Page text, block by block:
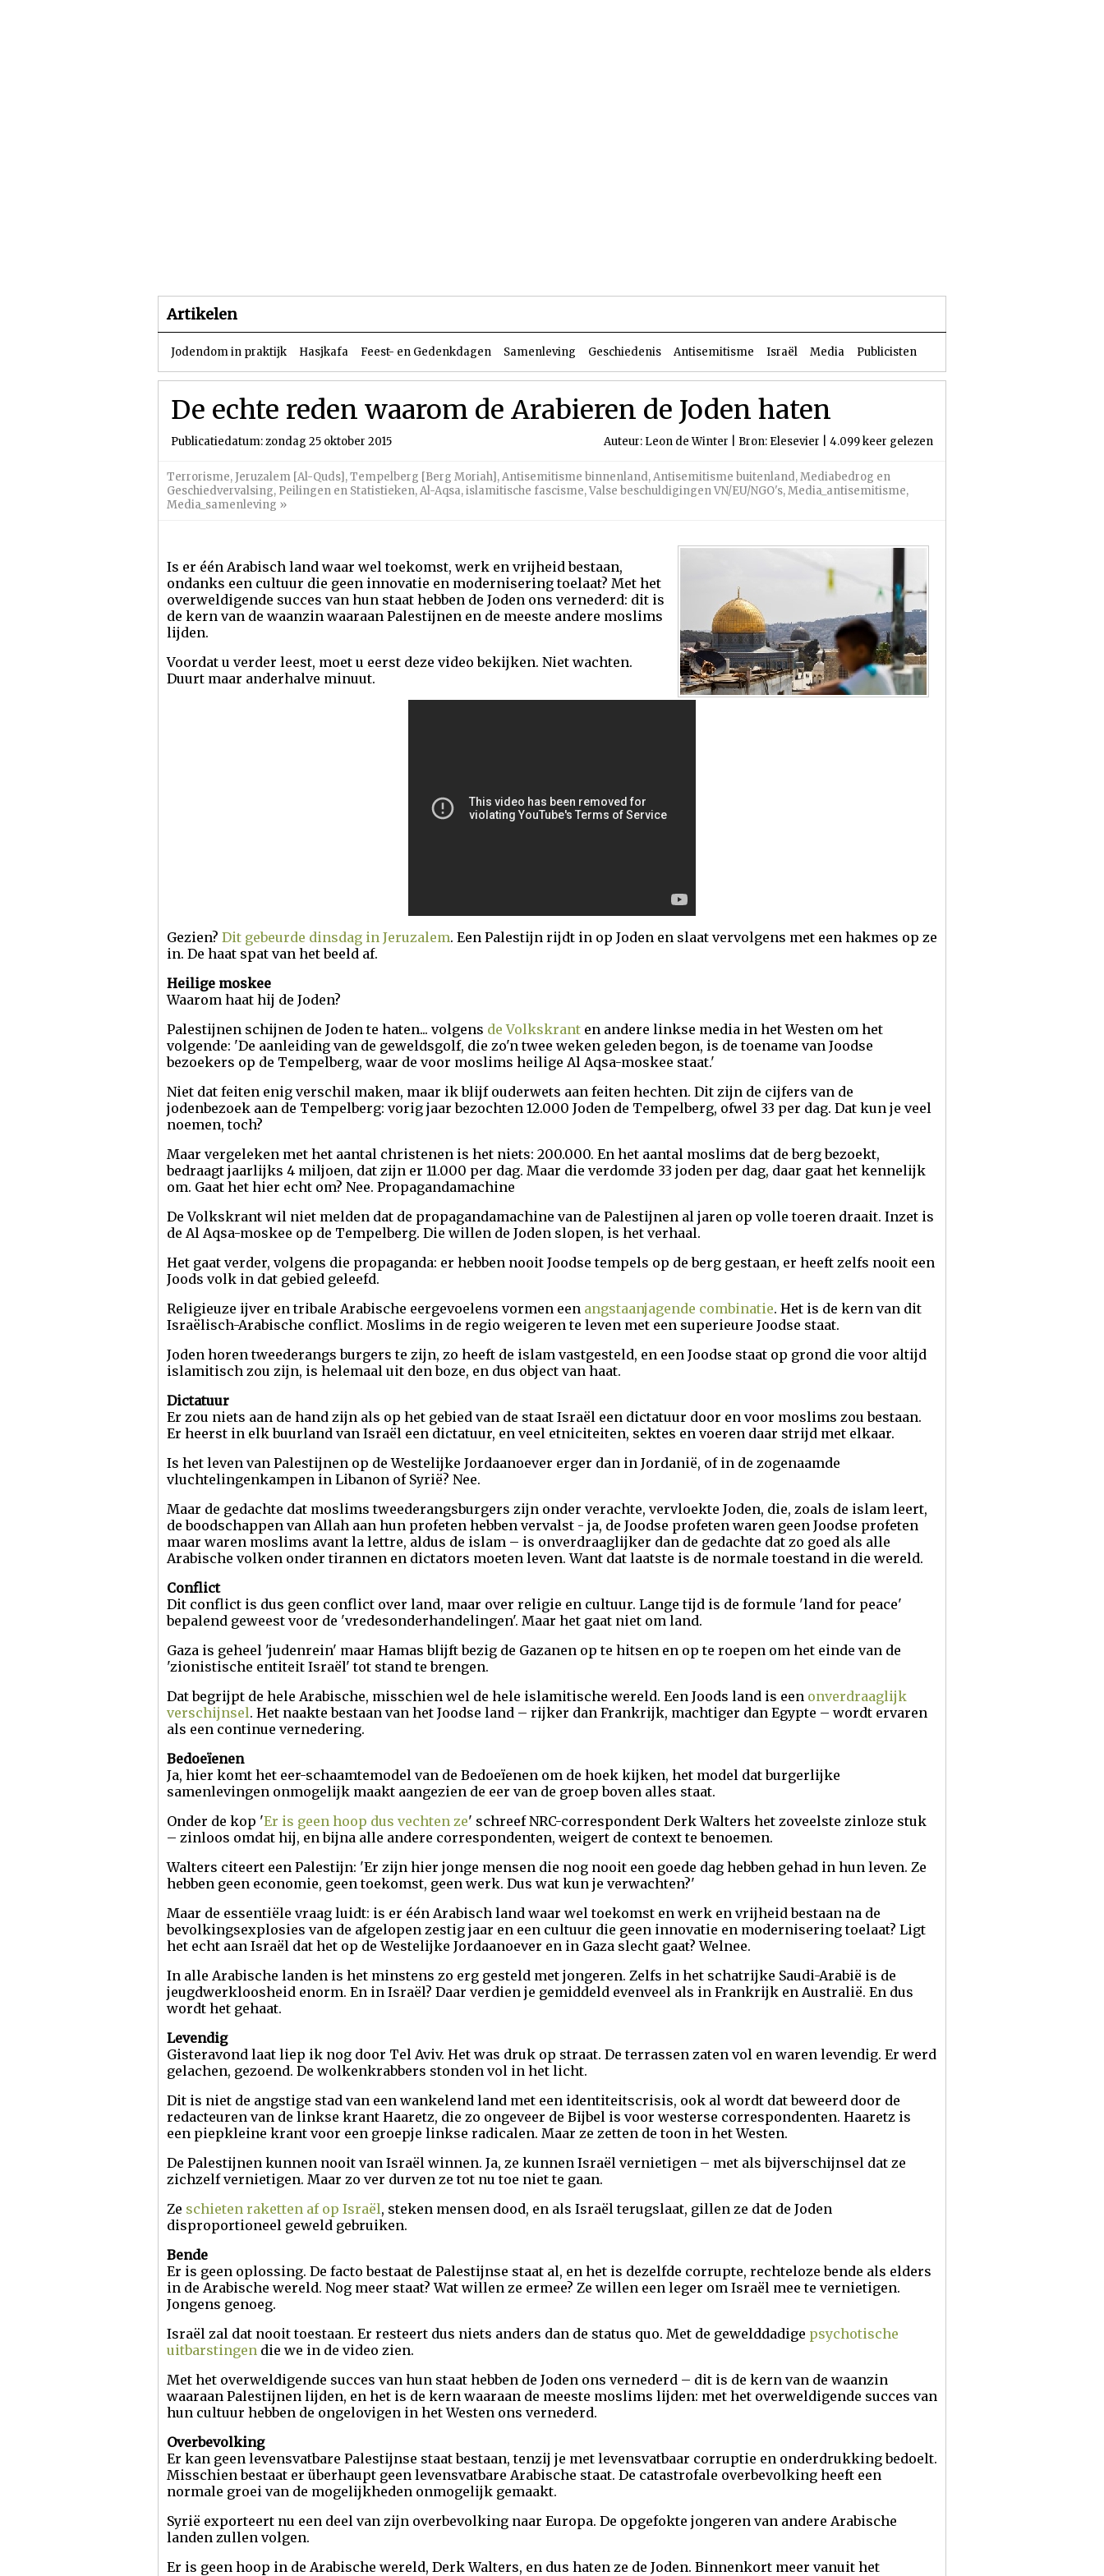
Artikelen
Jodendom in praktijk Hasjkafa Feest- en Gedenkdagen Samenleving Geschiedenis Antisemitisme Israël Media Publicisten
De echte reden waarom de Arabieren de Joden haten
Publicatiedatum: zondag 25 oktober 2015 Auteur: Leon de Winter | Bron: Elesevier | 4.099 keer gelezen
Terrorisme, Jeruzalem [Al-Quds],Tempelberg [Berg Moriah],Antisemitisme binnenland,Antisemitisme buitenland,Mediabedrog en
Geschiedvervalsing, Peilingen en Statistieken,Al-Aqsa,islamitische fascisme,Valse beschuldigingen VN/EU/NGO's,Media_antisemitisme,
Media_samenleving »
Is er één Arabisch land waar wel toekomst, werk en vrijheid bestaan,
ondanks een cultuur die geen innovatie en modernisering toelaat? Met het
overweldigende succes van hun staat hebben de Joden ons vernederd: dit is
de kern van de waanzin waaraan Palestijnen en de meeste andere moslims
lijden.
Voordat u verder leest, moet u eerst deze video bekijken. Niet wachten.
Duurt maar anderhalve minuut.
Gezien? Dit gebeurde dinsdag in Jeruzalem. Een Palestijn rijdt in op Joden en slaat vervolgens met een hakmes op ze
in. De haat spat van het beeld af.
Heilige moskee
Waarom haat hij de Joden?
Palestijnen schijnen de Joden te haten... volgens de Volkskrant en andere linkse media in het Westen om het
volgende: 'De aanleiding van de geweldsgolf, die zo'n twee weken geleden begon, is de toename van Joodse
bezoekers op de Tempelberg, waar de voor moslims heilige Al Aqsa-moskee staat.'
Niet dat feiten enig verschil maken, maar ik blijf ouderwets aan feiten hechten. Dit zijn de cijfers van de
jodenbezoek aan de Tempelberg: vorig jaar bezochten 12.000 Joden de Tempelberg, ofwel 33 per dag. Dat kun je veel
noemen, toch?
Maar vergeleken met het aantal christenen is het niets: 200.000. En het aantal moslims dat de berg bezoekt,
bedraagt jaarlijks 4 miljoen, dat zijn er 11.000 per dag. Maar die verdomde 33 joden per dag, daar gaat het kennelijk
om. Gaat het hier echt om? Nee. Propagandamachine
De Volkskrant wil niet melden dat de propagandamachine van de Palestijnen al jaren op volle toeren draait. Inzet is
de Al Aqsa-moskee op de Tempelberg. Die willen de Joden slopen, is het verhaal.
Het gaat verder, volgens die propaganda: er hebben nooit Joodse tempels op de berg gestaan, er heeft zelfs nooit een
Joods volk in dat gebied geleefd.
Religieuze ijver en tribale Arabische eergevoelens vormen een angstaanjagende combinatie. Het is de kern van dit
Israëlisch-Arabische conflict. Moslims in de regio weigeren te leven met een superieure Joodse staat.
Joden horen tweederangs burgers te zijn, zo heeft de islam vastgesteld, en een Joodse staat op grond die voor altijd
islamitisch zou zijn, is helemaal uit den boze, en dus object van haat.
Dictatuur
Er zou niets aan de hand zijn als op het gebied van de staat Israël een dictatuur door en voor moslims zou bestaan.
Er heerst in elk buurland van Israël een dictatuur, en veel etniciteiten, sektes en voeren daar strijd met elkaar.
Is het leven van Palestijnen op de Westelijke Jordaanoever erger dan in Jordanië, of in de zogenaamde
vluchtelingenkampen in Libanon of Syrië? Nee.
Maar de gedachte dat moslims tweederangsburgers zijn onder verachte, vervloekte Joden, die, zoals de islam leert,
de boodschappen van Allah aan hun profeten hebben vervalst - ja, de Joodse profeten waren geen Joodse profeten
maar waren moslims avant la lettre, aldus de islam – is onverdraaglijker dan de gedachte dat zo goed als alle
Arabische volken onder tirannen en dictators moeten leven. Want dat laatste is de normale toestand in die wereld.
Conflict
Dit conflict is dus geen conflict over land, maar over religie en cultuur. Lange tijd is de formule 'land for peace'
bepalend geweest voor de 'vredesonderhandelingen'. Maar het gaat niet om land.
Gaza is geheel 'judenrein' maar Hamas blijft bezig de Gazanen op te hitsen en op te roepen om het einde van de
'zionistische entiteit Israël' tot stand te brengen.
Dat begrijpt de hele Arabische, misschien wel de hele islamitische wereld. Een Joods land is een onverdraaglijk
verschijnsel. Het naakte bestaan van het Joodse land – rijker dan Frankrijk, machtiger dan Egypte – wordt ervaren
als een continue vernedering.
Bedoeïenen
Ja, hier komt het eer-schaamtemodel van de Bedoeïenen om de hoek kijken, het model dat burgerlijke
samenlevingen onmogelijk maakt aangezien de eer van de groep boven alles staat.
Onder de kop 'Er is geen hoop dus vechten ze' schreef NRC-correspondent Derk Walters het zoveelste zinloze stuk
– zinloos omdat hij, en bijna alle andere correspondenten, weigert de context te benoemen.
Walters citeert een Palestijn: 'Er zijn hier jonge mensen die nog nooit een goede dag hebben gehad in hun leven. Ze
hebben geen economie, geen toekomst, geen werk. Dus wat kun je verwachten?'
Maar de essentiële vraag luidt: is er één Arabisch land waar wel toekomst en werk en vrijheid bestaan na de
bevolkingsexplosies van de afgelopen zestig jaar en een cultuur die geen innovatie en modernisering toelaat? Ligt
het echt aan Israël dat het op de Westelijke Jordaanoever en in Gaza slecht gaat? Welnee.
In alle Arabische landen is het minstens zo erg gesteld met jongeren. Zelfs in het schatrijke Saudi-Arabië is de
jeugdwerkloosheid enorm. En in Israël? Daar verdien je gemiddeld evenveel als in Frankrijk en Australië. En dus
wordt het gehaat.
Levendig
Gisteravond laat liep ik nog door Tel Aviv. Het was druk op straat. De terrassen zaten vol en waren levendig. Er werd
gelachen, gezoend. De wolkenkrabbers stonden vol in het licht.
Dit is niet de angstige stad van een wankelend land met een identiteitscrisis, ook al wordt dat beweerd door de
redacteuren van de linkse krant Haaretz, die zo ongeveer de Bijbel is voor westerse correspondenten. Haaretz is
een piepkleine krant voor een groepje linkse radicalen. Maar ze zetten de toon in het Westen.
De Palestijnen kunnen nooit van Israël winnen. Ja, ze kunnen Israël vernietigen – met als bijverschijnsel dat ze
zichzelf vernietigen. Maar zo ver durven ze tot nu toe niet te gaan.
Ze schieten raketten af op Israël, steken mensen dood, en als Israël terugslaat, gillen ze dat de Joden
disproportioneel geweld gebruiken.
Bende
Er is geen oplossing. De facto bestaat de Palestijnse staat al, en het is dezelfde corrupte, rechteloze bende als elders
in de Arabische wereld. Nog meer staat? Wat willen ze ermee? Ze willen een leger om Israël mee te vernietigen.
Jongens genoeg.
Israël zal dat nooit toestaan. Er resteert dus niets anders dan de status quo. Met de gewelddadige psychotische
uitbarstingen die we in de video zien.
Met het overweldigende succes van hun staat hebben de Joden ons vernederd – dit is de kern van de waanzin
waaraan Palestijnen lijden, en het is de kern waaraan de meeste moslims lijden: met het overweldigende succes van
hun cultuur hebben de ongelovigen in het Westen ons vernederd.
Overbevolking
Er kan geen levensvatbare Palestijnse staat bestaan, tenzij je met levensvatbaar corruptie en onderdrukking bedoelt.
Misschien bestaat er überhaupt geen levensvatbare Arabische staat. De catastrofale overbevolking heeft een
normale groei van de mogelijkheden onmogelijk gemaakt.
Syrië exporteert nu een deel van zijn overbevolking naar Europa. De opgefokte jongeren van andere Arabische
landen zullen volgen.
Er is geen hoop in de Arabische wereld, Derk Walters, en dus haten ze de Joden. Binnenkort meer vanuit het